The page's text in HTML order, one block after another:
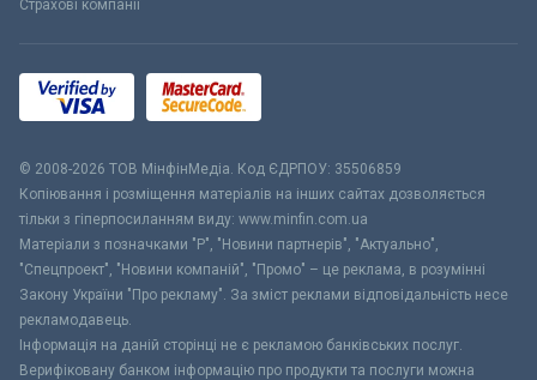
Страхові компанії
© 2008-2026 ТОВ МiнфiнМедiа. Код ЄДРПОУ: 35506859
Копіювання і розміщення матеріалів на інших сайтах дозволяється
тільки з гіперпосиланням виду: www.minfin.com.ua
Матеріали з позначками "Р", "Новини партнерів", "Актуально",
"Спецпроект", "Новини компаній", "Промо" – це реклама, в розумінні
Закону України "Про рекламу". За зміст реклами відповідальність несе
рекламодавець.
Інформація на даній сторінці не є рекламою банківських послуг.
Верифіковану банком інформацію про продукти та послуги можна